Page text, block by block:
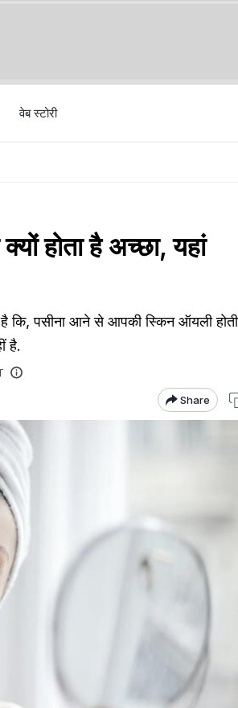
वेब स्टोरी
होता है अच्छा, यहां
कि, पसीना आने से आपकी स्किन ऑयली होती
है.
Share